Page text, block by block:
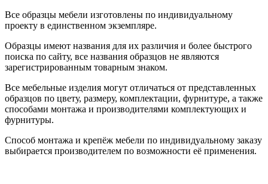
Все образцы мебели изготовлены по индивидуальному
проекту в единственном экземпляре.
Образцы имеют названия для их различия и более быстрого
поиска по сайту, все названия образцов не являются
зарегистрированным товарным знаком.
Все мебельные изделия могут отличаться от представленных
образцов по цвету, размеру, комплектации, фурнитуре, а также
способами монтажа и производителями комплектующих и
фурнитуры.
Способ монтажа и крепёж мебели по индивидуальному заказу
выбирается производителем по возможности её применения.